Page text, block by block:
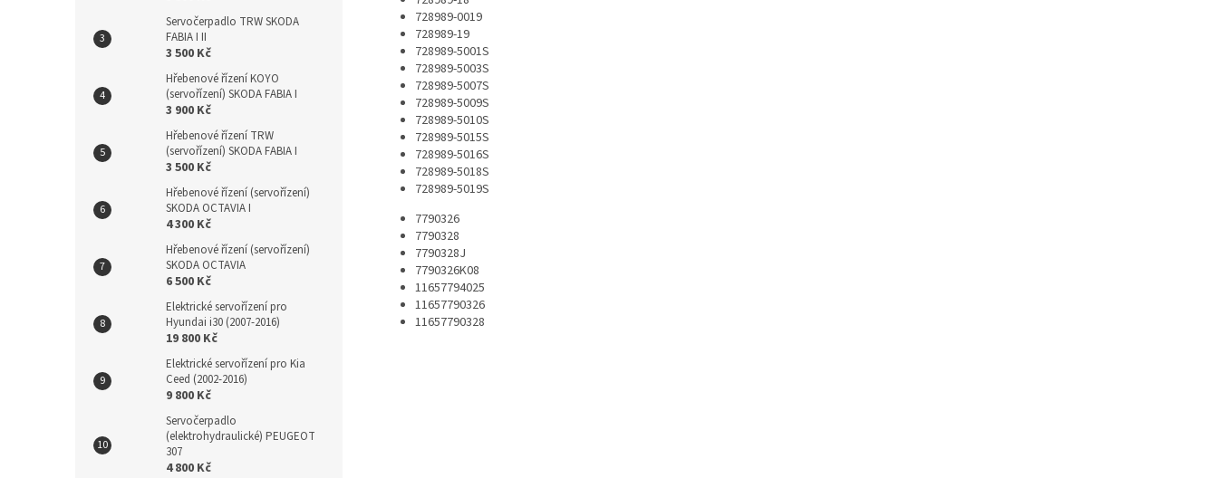
Servočerpadlo TRW SKODA
FABIA I II
3 500 Kč
Hřebenové řízení KOYO
(servořízení) SKODA FABIA I
3 900 Kč
Hřebenové řízení TRW
(servořízení) SKODA FABIA I
3 500 Kč
Hřebenové řízení (servořízení)
SKODA OCTAVIA I
4 300 Kč
Hřebenové řízení (servořízení)
SKODA OCTAVIA
6 500 Kč
Elektrické servořízení pro
Hyundai i30 (2007-2016)
19 800 Kč
Elektrické servořízení pro Kia
Ceed (2002-2016)
9 800 Kč
Servočerpadlo
(elektrohydraulické) PEUGEOT
307
4 800 Kč
728989-0019
728989-19
728989-5001S
728989-5003S
728989-5007S
728989-5009S
728989-5010S
728989-5015S
728989-5016S
728989-5018S
728989-5019S
7790326
7790328
7790328J
7790326K08
11657794025
11657790326
11657790328